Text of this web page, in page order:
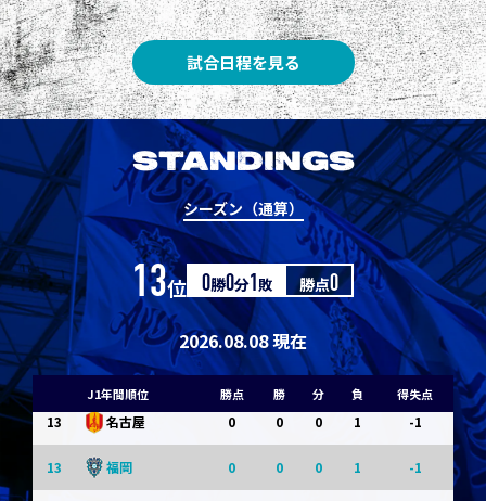
試合日程を見る
STANDINGS
シーズン（通算）
13位 0勝0分1敗 勝点0
2026.08.08 現在
J1年間順位 勝点 勝 分 負 得失点
3 Ｇ大阪 3 1 0 0 1
5 柏 3 1 0 1
5 Ｃ大阪 3 1 0 0 1
3 1 0 1
7 神戸 3 1 0 0 1
浦和 0 0 1 -1
9 横浜FM 0 0 1 -1
11 水戸 0 0 1 -1
11 岡山 0 0 0 1 -1
13 名古屋 0 0 0 1 -1
13 福岡 0 0 0 1 -1